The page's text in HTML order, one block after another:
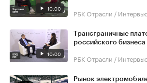
10:00 РБК Отрасли /
10:00
Трансграничные
российского бизнеса
РБК Отрасли /
Рынок